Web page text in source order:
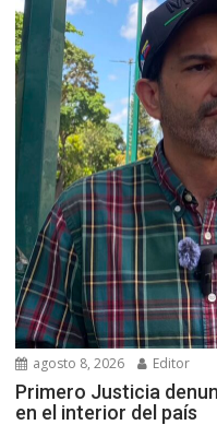
agosto 8, 2026 Editor
Primero Justicia
en el interior del país